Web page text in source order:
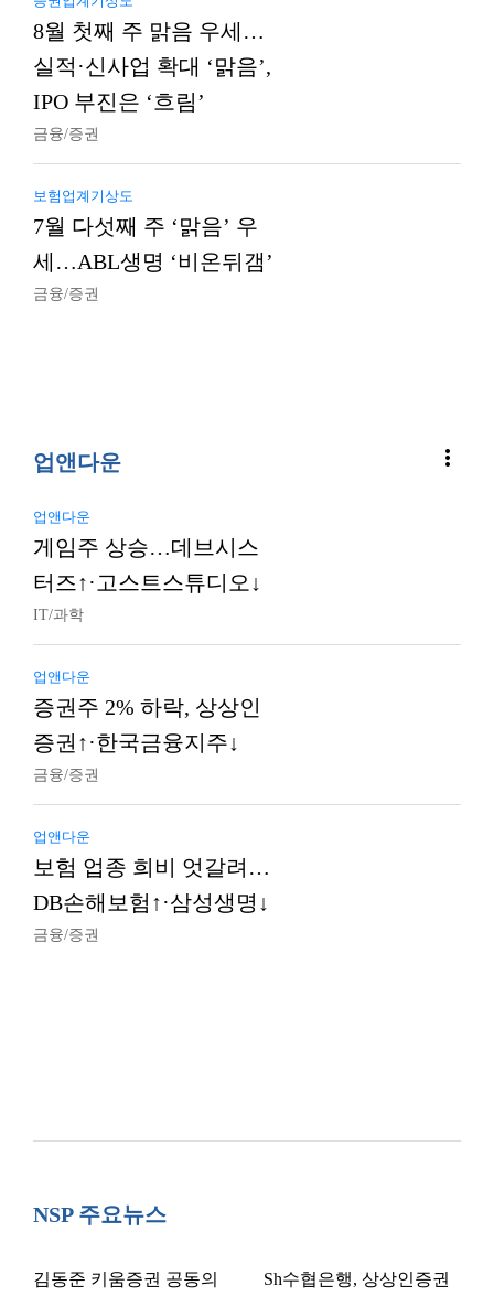
8월 첫째 주 맑음 우세…
실적·신사업 확대 ‘맑음’,
IPO 부진은 ‘흐림’
금융/증권
보험업계기상도
7월 다섯째 주 ‘맑음’ 우
세…ABL생명 ‘비온뒤갬’
금융/증권
업앤다운 more_vert
업앤다운
게임주 상승…데브시스
터즈↑·고스트스튜디오↓
IT/과학
업앤다운
증권주 2% 하락, 상상인
증권↑·한국금융지주↓
금융/증권
업앤다운
보험 업종 희비 엇갈려…
DB손해보험↑·삼성생명↓
금융/증권
NSP 주요뉴스
김동준 키움증권 공동의
Sh수협은행, 상상인증권